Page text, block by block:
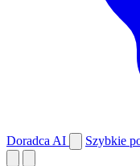
Doradca AI Szybkie